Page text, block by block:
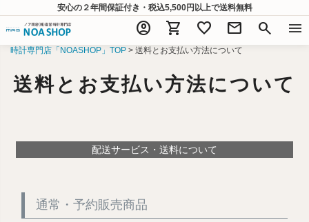
安心の２年間保証付き・税込5,500円以上で送料無料
account_circle shopping_cart favorite mail search menu
時計専門店「NOASHOP」TOP 送料とお支払い方法について
送料とお支払い方法について
配送サービス・送料について
通常・予約販売商品